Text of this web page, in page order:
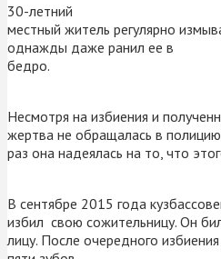
30-летний
местный житель регулярно
однажды даже ранил ее в
бедро.
Несмотря на избиения и
жертва не обращалась в
раз она надеялась на то, что
В сентябре 2015 года
избил свою сожительницу. Он
лицу. После очередного